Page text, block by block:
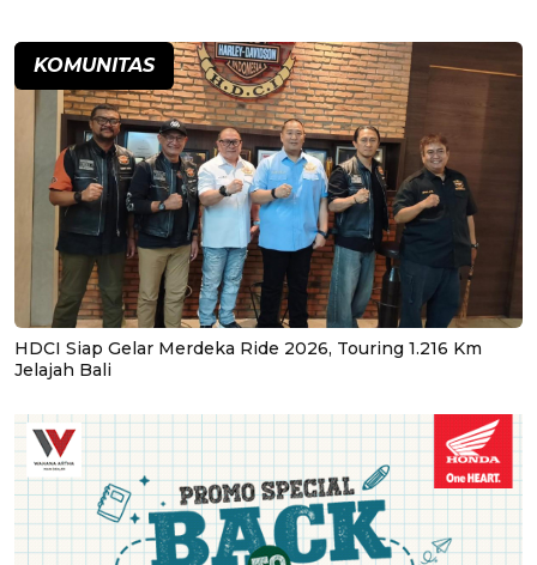
KOMUNITAS
HDCI Siap Gelar Merdeka Ride 2026, Touring 1.216 Km
Jelajah Bali